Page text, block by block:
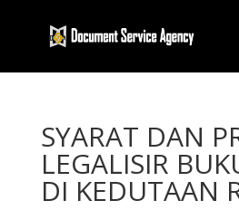
SYARAT DAN
LEGALISIR
DI KEDUTAAN